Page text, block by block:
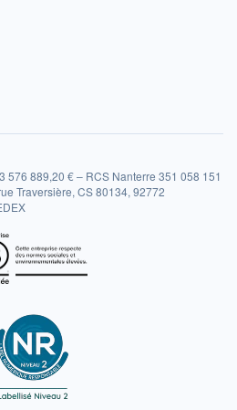
576 889,20 € – RCS Nanterre 351 058 151
Traversière, CS 80134, 92772